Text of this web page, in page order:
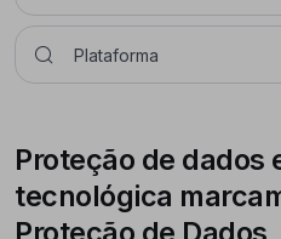
Proteção de dados
tecnológica